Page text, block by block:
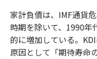
家計負債は、IMF通貨
時期を除いて、1990年
的に増加している。
原因として「期待寿命